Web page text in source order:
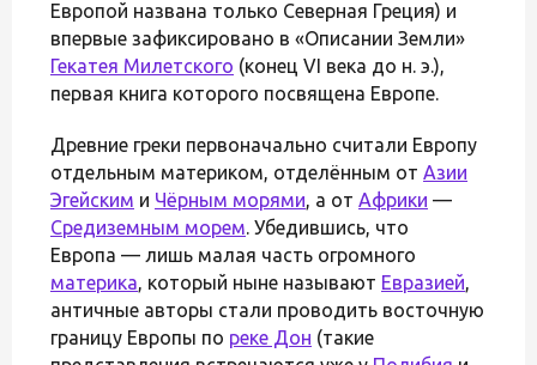
Европой названа только Северная Греция) и
впервые зафиксировано в «Описании Земли»
Гекатея Милетского (конец VI века до н. э.),
первая книга которого посвящена Европе.
Древние греки первоначально считали Европу
отдельным материком, отделённым от Азии
Эгейским и Чёрным морями, а от Африки —
Средиземным морем. Убедившись, что
Европа — лишь малая часть огромного
материка, который ныне называют Евразией,
античные авторы стали проводить восточную
границу Европы по реке Дон (такие